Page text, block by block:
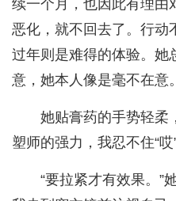
续一个月，也因此有理由
恶化，就不回去了。行动
过年则是难得的体验。她
意，她本人像是毫不在意。
她贴膏药的手势轻柔
塑师的强力，我忍不住“哎
“要拉紧才有效果。”